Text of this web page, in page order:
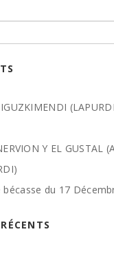
Y EL GUSTAL
bécasse du 17